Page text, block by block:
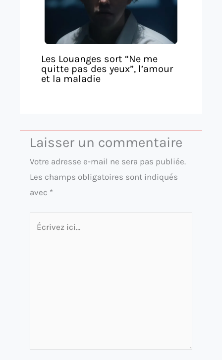
Les Louanges sort “Ne me
quitte pas des yeux”, l’amour
et la maladie
Laisser un commentaire
Votre adresse e-mail ne sera pas publiée.
Les champs obligatoires sont indiqués
avec *
Écrivez